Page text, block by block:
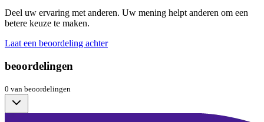
Deel uw ervaring met anderen. Uw mening helpt anderen om een
betere keuze te maken.
Laat een beoordeling achter
beoordelingen
0 van beoordelingen